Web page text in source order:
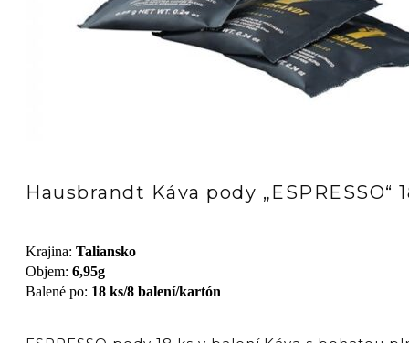
Hausbrandt Káva pody „ESPRESSO“
Krajina: Taliansko
Objem: 6,95g
Balené po: 18 ks/8 balení/kartón